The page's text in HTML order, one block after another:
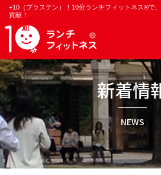
+10（プラステン）！10分ランチフィットネス®で
貢献！
新着情
NEWS